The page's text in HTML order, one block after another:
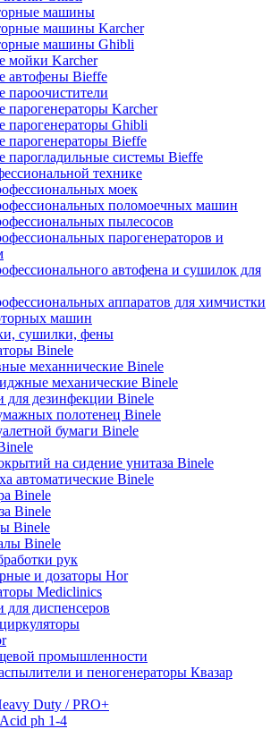
машины
машины Karcher
машины Ghibli
мойки Karcher
автофены Bieffe
пароочистители
парогенераторы Karcher
парогенераторы Ghibli
парогенераторы Bieffe
парогладильные системы Bieffe
технике
моек
поломоечных машин
пылесосов
парогенераторов и
автофена и сушилок для
аппаратов для химчистки
машин
сушилки, фены
Binele
механнические Binele
механические Binele
дезинфекции Binele
полотенец Binele
бумаги Binele
на сидение унитаза Binele
автоматические Binele
Binele
Binele
Binele
Binele
рук
и дозаторы Hor
Mediclinics
диспенсеров
промышленности
и пеногенераторы Квазар
Duty / PRO+
ph 1-4